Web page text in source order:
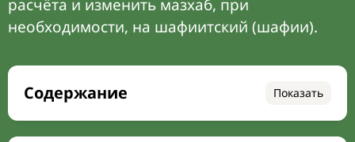
расчёта и изменить мазхаб, при
необходимости, на шафиитский (шафии).
Содержание Показать
Время намаза на сегодня